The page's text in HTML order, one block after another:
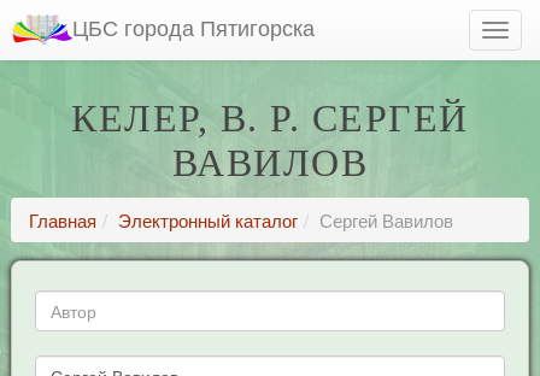
ЦБС города Пятигорска
КЕЛЕР, В. Р. СЕРГЕЙ
ВАВИЛОВ
Главная Электронный каталог Сергей Вавилов